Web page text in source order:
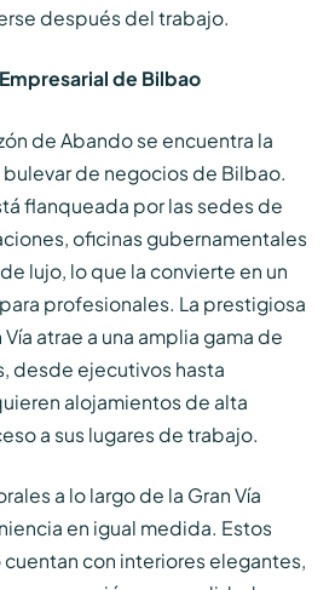
después del trabajo.
de Bilbao
de Abando se encuentra la
bulevar de negocios de Bilbao.
flanqueada por las sedes de
oficinas gubernamentales
lujo, lo que la convierte en un
profesionales. La prestigiosa
atrae a una amplia gama de
desde ejecutivos hasta
alojamientos de alta
a sus lugares de trabajo.
a lo largo de la Gran Vía
en igual medida. Estos
con interiores elegantes,